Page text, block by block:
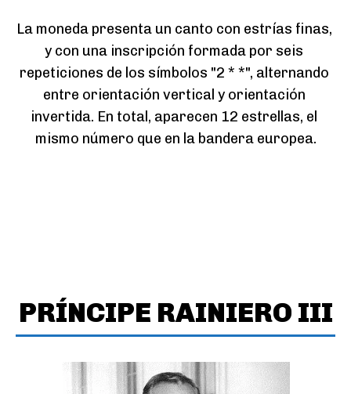
La moneda presenta un canto con estrías finas,
y con una inscripción formada por seis
repeticiones de los símbolos "2 * *", alternando
entre orientación vertical y orientación
invertida. En total, aparecen 12 estrellas, el
mismo número que en la bandera europea.
PRÍNCIPE RAINIERO III